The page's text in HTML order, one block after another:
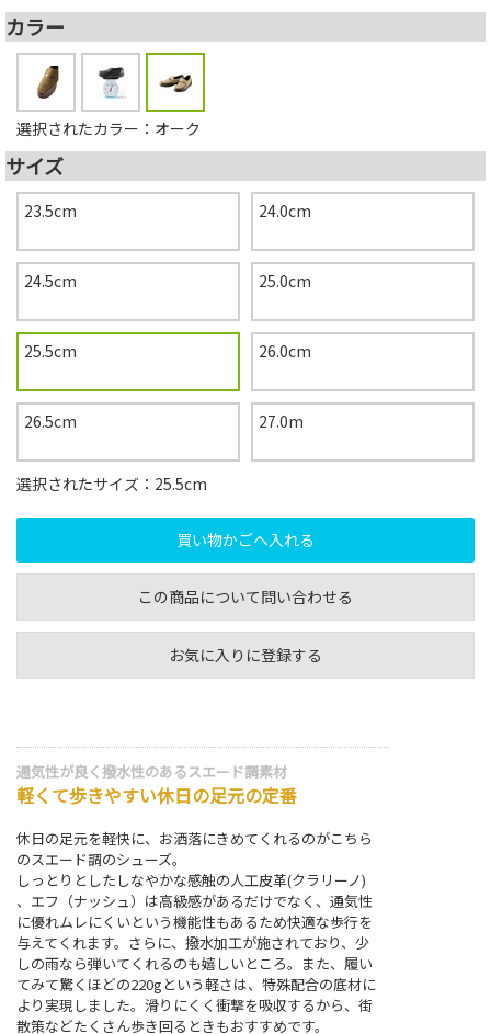
カラー
選択されたカラー：オーク
サイズ
23.5cm 24.0cm
24.5cm 25.0cm
25.5cm 26.0cm
26.5cm 27.0m
選択されたサイズ：25.5cm
お気に入りに登録する
この商品について問い合わせる
通気性が良く撥水性のあるスエード調素材
軽くて歩きやすい休日の足元の定番
休日の足元を軽快に、お洒落にきめてくれるのがこちら
のスエード調のシューズ。
しっとりとしたしなやかな感触の人工皮革(クラリーノ)
、エフ（ナッシュ）は高級感があるだけでなく、通気性
に優れムレにくいという機能性もあるため快適な歩行を
与えてくれます。さらに、撥水加工が施されており、少
しの雨なら弾いてくれるのも嬉しいところ。また、履い
てみて驚くほどの220gという軽さは、特殊配合の底材に
より実現しました。滑りにくく衝撃を吸収するから、街
散策などたくさん歩き回るときもおすすめです。